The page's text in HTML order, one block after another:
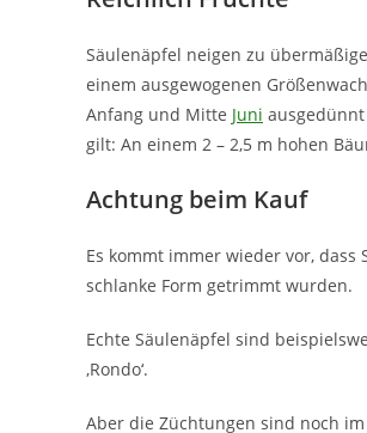
Säulenäpfel neigen zu
einem ausgewogenen
Anfang und Mitte Juni
gilt: An einem 2 – 2,5 m hohen
Achtung beim Kauf
Es kommt immer wieder vor,
schlanke Form getrimmt wurden.
Echte Säulenäpfel sind
‚Rondo‘.
Aber die Züchtungen sind noch